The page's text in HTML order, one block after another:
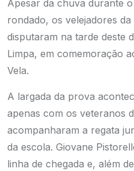
Apesar da chuva durante
rondado, os velejadores
disputaram na tarde deste
Limpa, em comemoração
Vela.
A largada da prova
apenas com os veteranos
acompanharam a regata
da escola. Giovane
linha de chegada e, além